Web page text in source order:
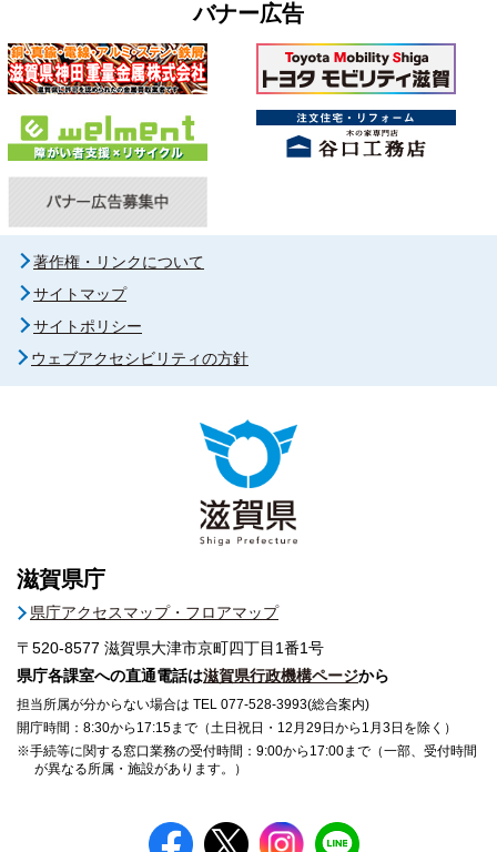
バナー広告
著作権・リンクについて
サイトマップ
サイトポリシー
ウェブアクセシビリティの方針
滋賀県庁
県庁アクセスマップ・フロアマップ
〒520-8577 滋賀県大津市京町四丁目1番1号
県庁各課室への直通電話は滋賀県行政機構ページから
担当所属が分からない場合は TEL 077-528-3993(総合案内)
開庁時間：8:30から17:15まで（土日祝日・12月29日から1月3日を除く）
※手続等に関する窓口業務の受付時間：9:00から17:00まで（一部、受付時間
が異なる所属・施設があります。）